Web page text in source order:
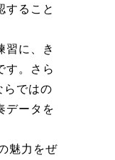
すること
習に、き
す。さら
らではの
データを
魅力をぜ